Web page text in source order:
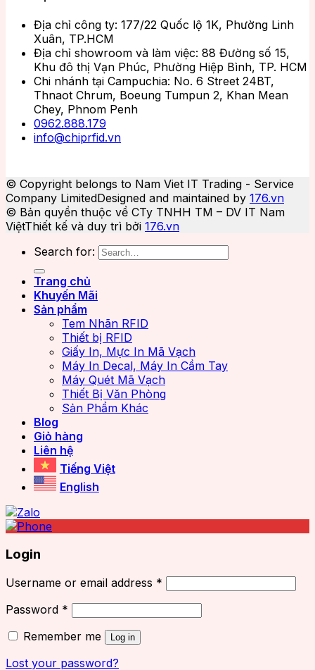
Địa chỉ công ty: 177/22 Quốc lộ 1K, Phường Linh
Xuân, TP.HCM
Địa chỉ showroom và làm việc: 88 Đường số 15,
Khu đô thị Vạn Phúc, Phường Hiệp Bình, TP. HCM
Chi nhánh tại Campuchia: No. 6 Street 24BT,
Thnaot Chrum, Boeung Tumpun 2, Khan Mean
Chey, Phnom Penh
0962.888.179
info@chiprfid.vn
© Copyright belongs to Nam Viet IT Trading - Service
Company LimitedDesigned and maintained by 176.vn
© Bản quyền thuộc về CTy TNHH TM – DV IT Nam
ViệtThiết kế và duy trì bởi 176.vn
Search for:
Trang chủ
Khuyến Mãi
Sản phẩm
Tem Nhãn RFID
Thiết bị RFID
Giấy In, Mực In Mã Vạch
Máy In Decal, Máy In Cầm Tay
Máy Quét Mã Vạch
Thiết Bị Văn Phòng
Sản Phẩm Khác
Blog
Giỏ hàng
Liên hệ
Tiếng Việt
English
Login
Username or email address *
Password *
Remember me
Log in
Lost your password?